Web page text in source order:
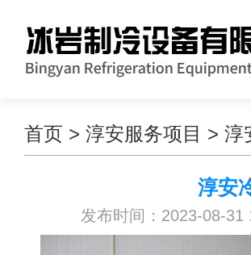
首页 > 淳安服务项目 > 淳
淳安
发布时间：2023-08-